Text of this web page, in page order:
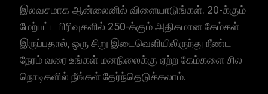
இலவசமாக ஆன்லைனில் விளையாடுங்கள். 20-க்கும்
மேற்பட்ட பிரிவுகளில் 250-க்கும் அதிகமான கேம்கள்
இருப்பதால், ஒரு சிறு இடைவெளியிலிருந்து நீண்ட
நேரம் வரை உங்கள் மனநிலைக்கு ஏற்ற கேம்களை சில
நொடிகளில் நீங்கள் தேர்ந்தெடுக்கலாம்.